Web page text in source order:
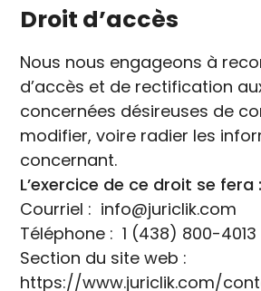
Droit d’accès
Nous nous engageons à
d’accès et de rectification
concernées désireuses de
modifier, voire radier les
concernant.
L’exercice de ce droit se fera :
Courriel : info@juriclik.com
Téléphone : 1 (438) 800-4013
Section du site web :
https://www.juriclik.com/